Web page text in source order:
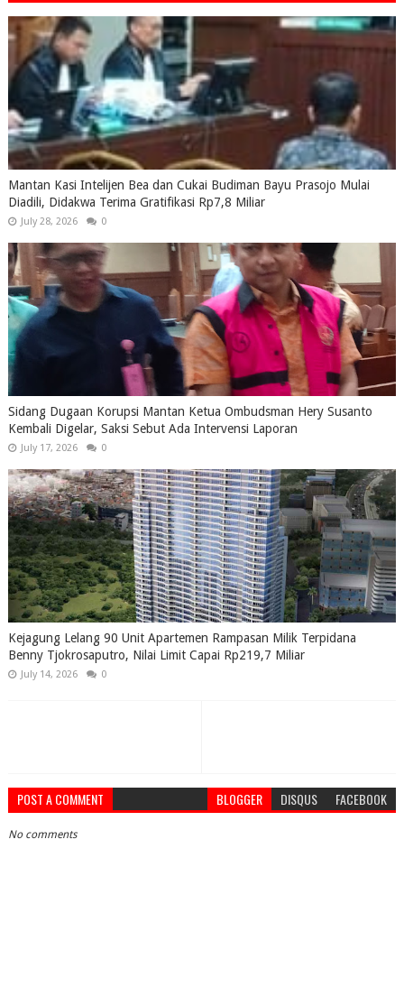
Mantan Kasi Intelijen Bea dan Cukai Budiman Bayu Prasojo Mulai
Diadili, Didakwa Terima Gratifikasi Rp7,8 Miliar
July 28, 2026 0
Sidang Dugaan Korupsi Mantan Ketua Ombudsman Hery Susanto
Kembali Digelar, Saksi Sebut Ada Intervensi Laporan
July 17, 2026 0
Kejagung Lelang 90 Unit Apartemen Rampasan Milik Terpidana
Benny Tjokrosaputro, Nilai Limit Capai Rp219,7 Miliar
July 14, 2026 0
POST A COMMENT BLOGGER DISQUS FACEBOOK
No comments